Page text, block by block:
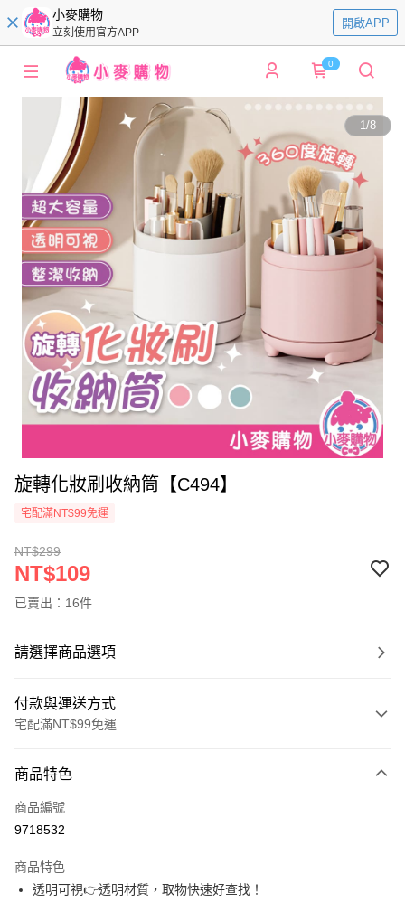
小麥購物
立刻使用官方APP
開啟APP
0
1/8
旋轉化妝刷收納筒【C494】
宅配滿NT$99免運
NT$299
NT$109
已賣出：16件
請選擇商品選項
付款與運送方式
宅配滿NT$99免運
信用卡一次付款
信用卡分期付款
合作金庫商業銀行
華南商業銀行
彰化商業銀行
超商取貨付款
商品特色
商品編號
9718532
商品特色
透明可視👉透明材質，取物快速好查找！